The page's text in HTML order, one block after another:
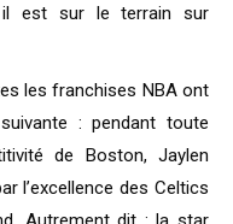
il est sur le terrain sur
les franchises NBA ont
: pendant toute
de Boston, Jaylen
l’excellence des Celtics